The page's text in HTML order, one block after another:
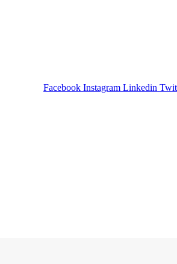
Facebook Instagram Linkedin